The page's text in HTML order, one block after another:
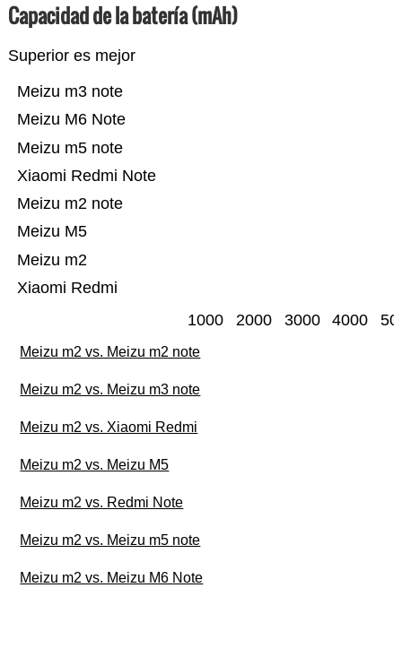
Capacidad de la batería (mAh)
Superior es mejor
Xiaomi Redmi
Meizu m2
Meizu M5
Meizu m2 note
Xiaomi Redmi Note
Meizu m5 note
Meizu M6 Note
Meizu m3 note
1000 2000 3000 4000
Meizu m2 vs. Meizu m2 note
Meizu m2 vs. Meizu m3 note
Meizu m2 vs. Xiaomi Redmi
Meizu m2 vs. Meizu M5
Meizu m2 vs. Redmi Note
Meizu m2 vs. Meizu m5 note
Meizu m2 vs. Meizu M6 Note